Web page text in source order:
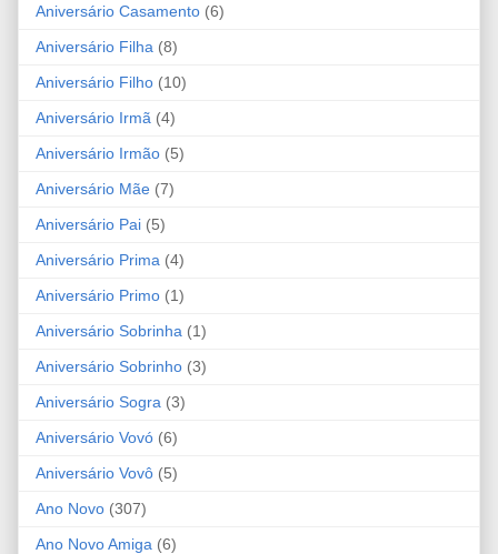
Aniversário Casamento (6)
Aniversário Filha (8)
Aniversário Filho (10)
Aniversário Irmã (4)
Aniversário Irmão (5)
Aniversário Mãe (7)
Aniversário Pai (5)
Aniversário Prima (4)
Aniversário Primo (1)
Aniversário Sobrinha (1)
Aniversário Sobrinho (3)
Aniversário Sogra (3)
Aniversário Vovó (6)
Aniversário Vovô (5)
Ano Novo (307)
Ano Novo Amiga (6)